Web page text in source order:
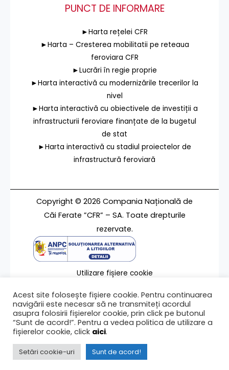
PUNCT DE INFORMARE
►Harta rețelei CFR
►Harta – Cresterea mobilitatii pe reteaua
feroviara CFR
►Lucrări în regie proprie
►Harta interactivă cu modernizările trecerilor la
nivel
►Harta interactivă cu obiectivele de investiții a
infrastructurii feroviare finanțate de la bugetul
de stat
►Harta interactivă cu stadiul proiectelor de
infrastructură feroviară
Copyright © 2026 Compania Națională de
Căi Ferate ”CFR” – SA. Toate drepturile
rezervate.
Utilizare fișiere cookie
Contact
Ultima modificare a paginii 30/09/2016
Acest site folosește fișiere cookie. Pentru continuarea
navigării este necesar să ne transmiteți acordul
asupra folosirii fișierelor cookie, prin click pe butonul
“Sunt de acord!”. Pentru a vedea politica de utilizare a
fișierelor cookie, click aici.
Setări cookie-uri Sunt de acord!